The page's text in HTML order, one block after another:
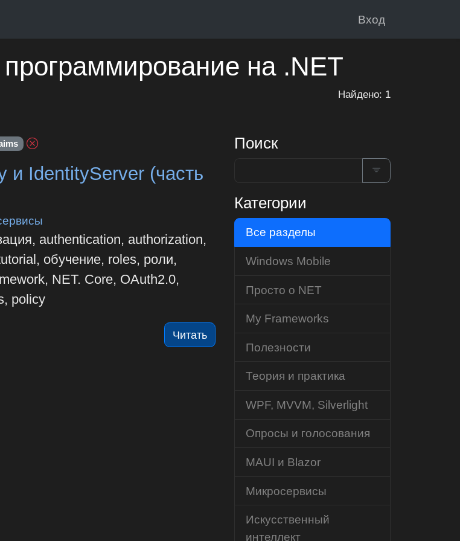
Вход
на .NET
Найдено: 1
и IdentityServer (часть
authentication, authorization,
обучение, roles, роли,
NET. Core, OAuth2.0,
policy
Читать
Поиск
Категории
Все разделы
Windows Mobile
Просто о NET
My Frameworks
Полезности
Теория и практика
WPF, MVVM, Silverlight
Опросы и голосования
MAUI и Blazor
Микросервисы
Искусственный
интеллект